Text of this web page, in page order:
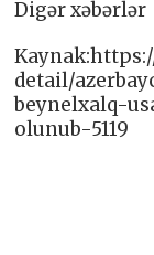
Digər xəbərlər
detail/
beynelxalq-
olunub-5119